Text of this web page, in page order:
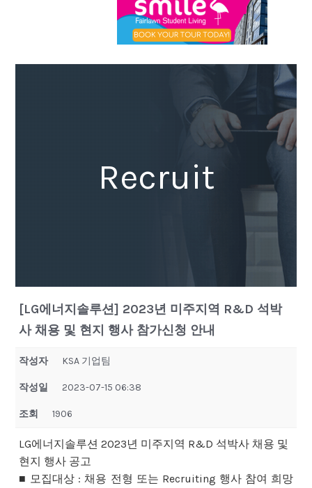
Recruit
[LG에너지솔루션] 2023년 미주지역 R&D 석박
사 채용 및 현지 행사 참가신청 안내
작성자 KSA 기업팀
작성일 2023-07-15 06:38
조회 1906
LG에너지솔루션 2023년 미주지역 R&D 석박사 채용 및
현지 행사 공고
■ 모집대상 : 채용 전형 또는 Recruiting 행사 참여 희망